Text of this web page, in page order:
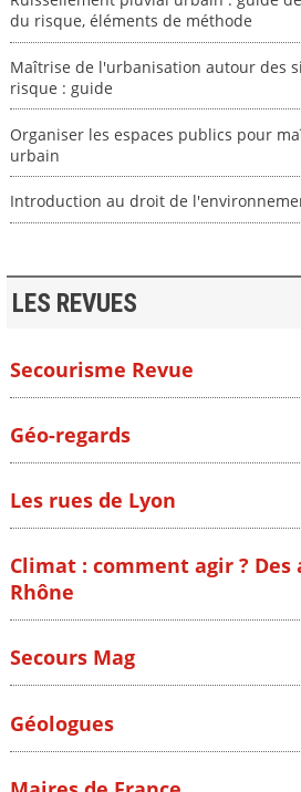
du risque, éléments de méthode
Maîtrise de l'urbanisation autour des
risque : guide
Organiser les espaces publics pour
urbain
Introduction au droit de
LES REVUES
Secourisme Revue
Géo-regards
Les rues de Lyon
Climat : comment agir ? Des
Rhône
Secours Mag
Géologues